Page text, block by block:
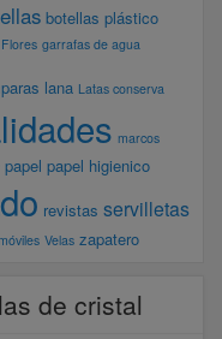
botellas plástico
Flores garrafas de agua
lana Latas conserva
marcos
papel papel higienico
revistas servilletas
Velas zapatero
de cristal